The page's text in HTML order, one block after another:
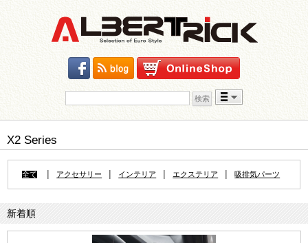
Skip to content
X2 Series
全て | アクセサリー | インテリア | エクステリア | 吸排気パーツ
新着順